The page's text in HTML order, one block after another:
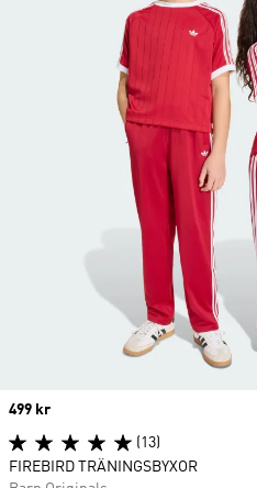
Price
499 kr
(13)
FIREBIRD TRÄNINGSBYXOR